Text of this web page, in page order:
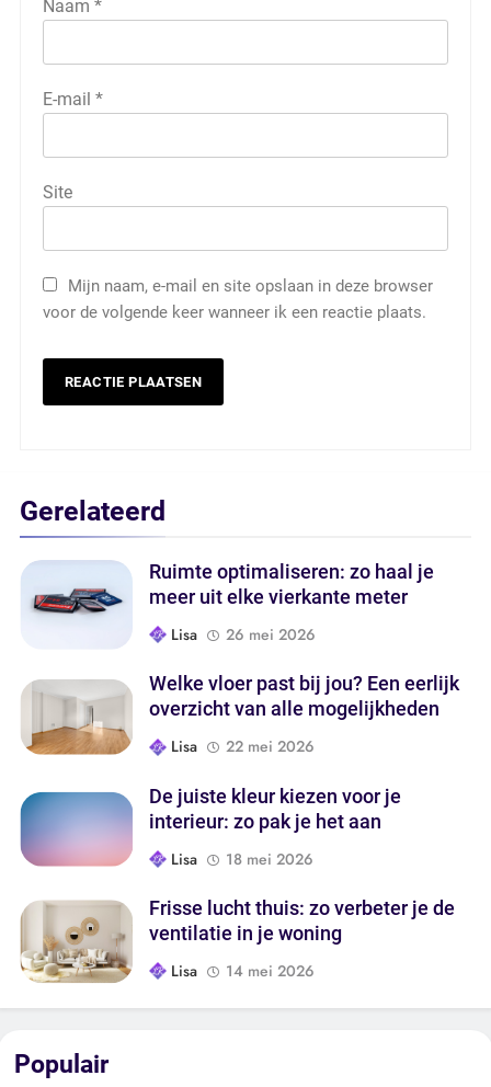
Naam *
E-mail *
Site
Mijn naam, e-mail en site opslaan in deze browser
voor de volgende keer wanneer ik een reactie plaats.
Gerelateerd
Ruimte optimaliseren: zo haal je
meer uit elke vierkante meter
Lisa
26 mei 2026
Welke vloer past bij jou? Een eerlijk
overzicht van alle mogelijkheden
Lisa
22 mei 2026
De juiste kleur kiezen voor je
interieur: zo pak je het aan
Lisa
18 mei 2026
Frisse lucht thuis: zo verbeter je de
ventilatie in je woning
Lisa
14 mei 2026
Populair